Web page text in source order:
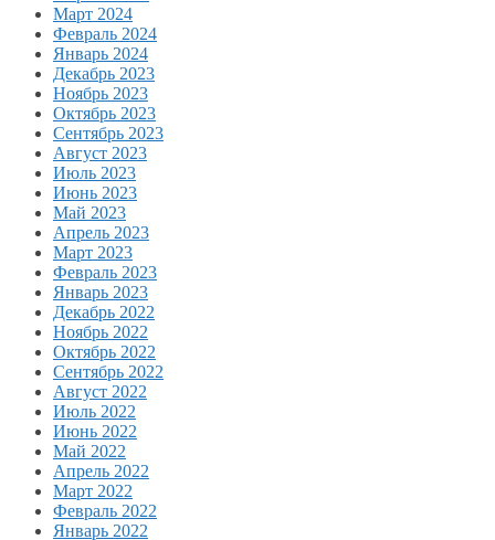
Март 2024
Февраль 2024
Январь 2024
Декабрь 2023
Ноябрь 2023
Октябрь 2023
Сентябрь 2023
Август 2023
Июль 2023
Июнь 2023
Май 2023
Апрель 2023
Март 2023
Февраль 2023
Январь 2023
Декабрь 2022
Ноябрь 2022
Октябрь 2022
Сентябрь 2022
Август 2022
Июль 2022
Июнь 2022
Май 2022
Апрель 2022
Март 2022
Февраль 2022
Январь 2022